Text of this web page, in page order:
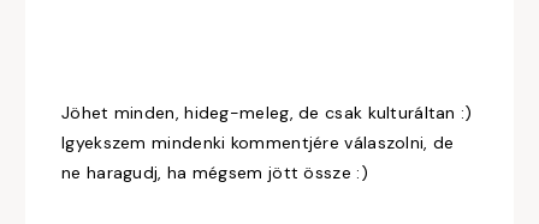
Jöhet minden, hideg-meleg, de csak kulturáltan :)
Igyekszem mindenki kommentjére válaszolni, de
ne haragudj, ha mégsem jött össze :)